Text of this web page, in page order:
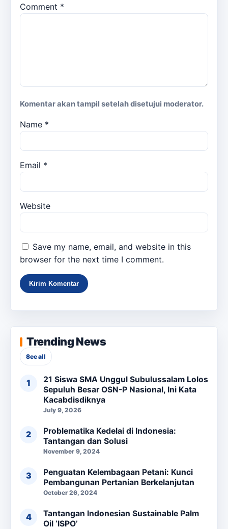
Comment *
Komentar akan tampil setelah disetujui moderator.
Name *
Email *
Website
Save my name, email, and website in this
browser for the next time I comment.
Trending News
See all
21 Siswa SMA Unggul Subulussalam Lolos
Sepuluh Besar OSN-P Nasional, Ini Kata
Kacabdisdiknya
July 9, 2026
Problematika Kedelai di Indonesia:
Tantangan dan Solusi
November 9, 2024
Penguatan Kelembagaan Petani: Kunci
Pembangunan Pertanian Berkelanjutan
October 26, 2024
Tantangan Indonesian Sustainable Palm
Oil ‘ISPO’